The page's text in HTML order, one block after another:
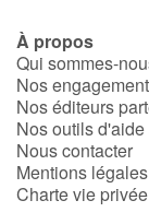
À propos
Qui sommes-
Nos
Nos éditeurs
Nos outils
Nous contacter
Mentions légales
Charte vie privée